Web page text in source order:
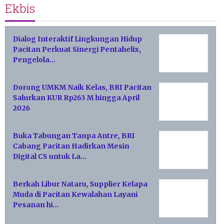
Ekbis
Dialog Interaktif Lingkungan Hidup
Pacitan Perkuat Sinergi Pentahelix,
Pengelola…
Dorong UMKM Naik Kelas, BRI Pacitan
Salurkan KUR Rp263 M hingga April
2026
Buka Tabungan Tanpa Antre, BRI
Cabang Pacitan Hadirkan Mesin
Digital CS untuk La…
Berkah Libur Nataru, Supplier Kelapa
Muda di Pacitan Kewalahan Layani
Pesanan hi…